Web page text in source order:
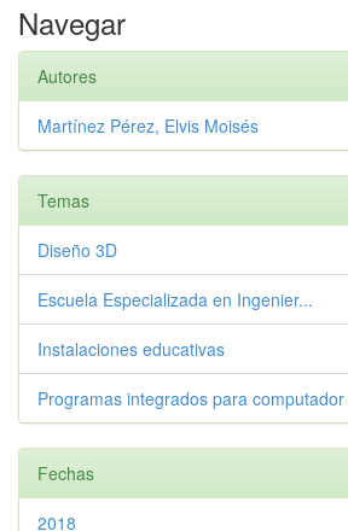
Navegar
Autores
Martínez Pérez, Elvis Moisés
Temas
Diseño 3D
Escuela Especializada en Ingenier...
Instalaciones educativas
Programas integrados para computador
Fechas
2018